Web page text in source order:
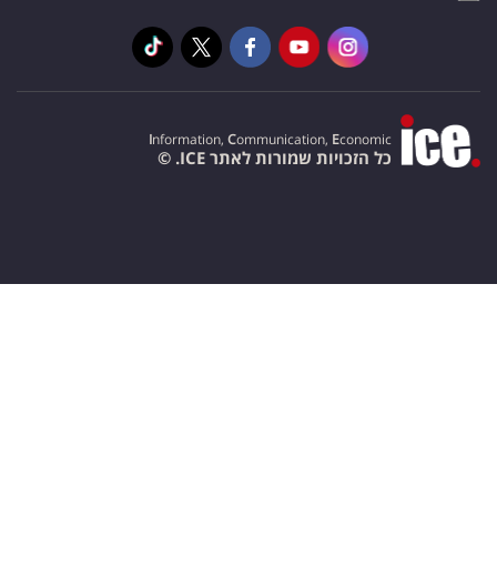
Information, Communication, Economic
כל הזכויות שמורות לאתר ICE. ©